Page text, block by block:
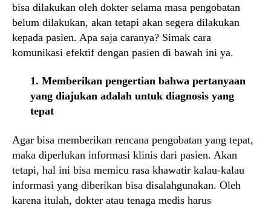
bisa dilakukan oleh dokter selama masa pengobatan
belum dilakukan, akan tetapi akan segera dilakukan
kepada pasien. Apa saja caranya? Simak cara
komunikasi efektif dengan pasien di bawah ini ya.
1. Memberikan pengertian bahwa pertanyaan
yang diajukan adalah untuk diagnosis yang
tepat
Agar bisa memberikan rencana pengobatan yang tepat,
maka diperlukan informasi klinis dari pasien. Akan
tetapi, hal ini bisa memicu rasa khawatir kalau-kalau
informasi yang diberikan bisa disalahgunakan. Oleh
karena itulah, dokter atau tenaga medis harus